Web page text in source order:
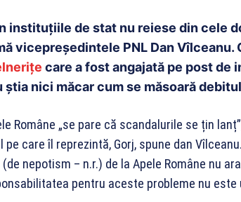
instituțiile de stat nu reiese din cele
vicepreședintele PNL Dan
care a fost angajată pe post de
știa nici măcar cum se măsoară
Române „se pare că scandalurile se țin
pe care îl reprezintă, Gorj, spune dan
nepotism – n.r.) de la Apele Române nu
pentru aceste probleme nu